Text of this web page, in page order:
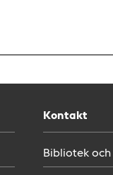
Kontakt
Bibliotek och